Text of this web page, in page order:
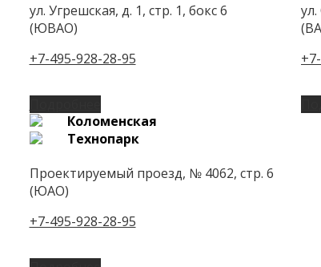
ул. Угрешская, д. 1, стр. 1, бокс 6
(ЮВАО)
+7-495-928-28-95
Коломенская
Технопарк
Проектируемый проезд, № 4062, стр. 6
(ЮАО)
+7-495-928-28-95